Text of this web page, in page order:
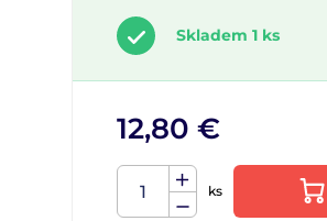
Skladem 1 ks
12,80 €
ks